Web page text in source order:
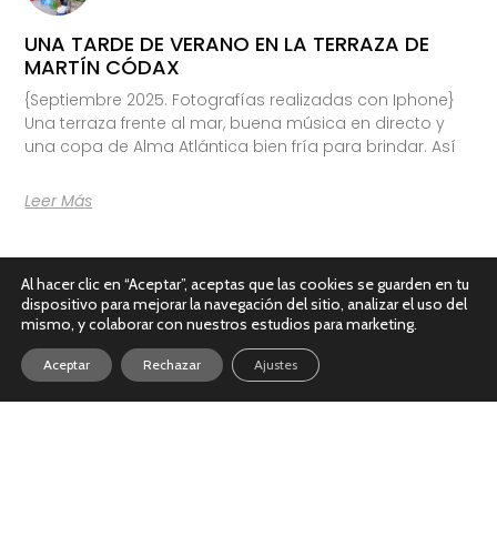
UNA TARDE DE VERANO EN LA TERRAZA DE
MARTÍN CÓDAX
{Septiembre 2025. Fotografías realizadas con Iphone}
Una terraza frente al mar, buena música en directo y
una copa de Alma Atlántica bien fría para brindar. Así
Leer Más
Al hacer clic en “Aceptar”, aceptas que las cookies se guarden en tu
dispositivo para mejorar la navegación del sitio, analizar el uso del
mismo, y colaborar con nuestros estudios para marketing.
Aceptar Rechazar Ajustes